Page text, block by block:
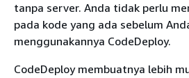
tanpa server. Anda tidak perlu
pada kode yang ada sebelum
menggunakannya CodeDeploy.
CodeDeploy membuatnya lebih